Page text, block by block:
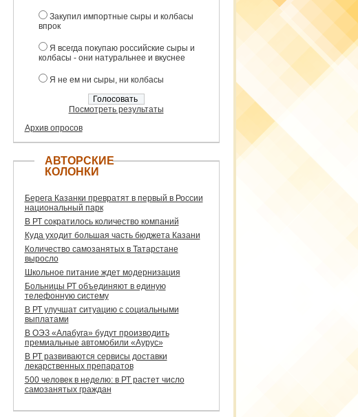
Закупил импортные сыры и колбасы
впрок
Я всегда покупаю российские сыры и
колбасы - они натуральнее и вкуснее
Я не ем ни сыры, ни колбасы
Посмотреть результаты
Архив опросов
АВТОРСКИЕ
КОЛОНКИ
Берега Казанки превратят в первый в России
национальный парк
В РТ сократилось количество компаний
Куда уходит большая часть бюджета Казани
Количество самозанятых в Татарстане
выросло
Школьное питание ждет модернизация
Больницы РТ объединяют в единую
телефонную систему
В РТ улучшат ситуацию с социальными
выплатами
В ОЭЗ «Алабуга» будут производить
премиальные автомобили «Аурус»
В РТ развиваются сервисы доставки
лекарственных препаратов
500 человек в неделю: в РТ растет число
самозанятых граждан